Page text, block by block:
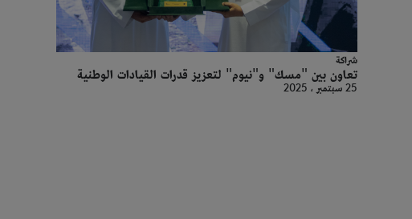
شراكة
تعاون بين "مسك" و"نيوم" لتعزيز قدرات القيادات الوطنية
25 سبتمبر ، 2025